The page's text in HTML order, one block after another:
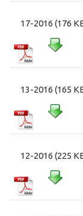
17-2016 (176
13-2016 (165
12-2016 (225